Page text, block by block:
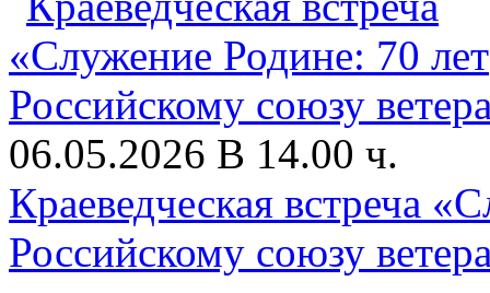
06.05.2026 В 14.00 ч.
Краеведческая встреча
Российскому союзу